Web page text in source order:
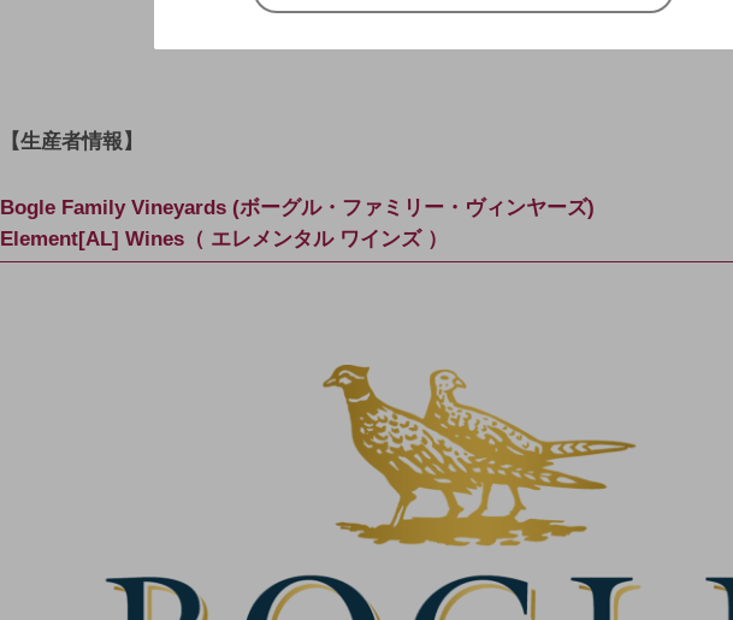
【生産者情報】
Bogle Family Vineyards (ボーグル・ファミリー・ヴィンヤーズ)
Element[AL] Wines（ エレメンタル ワインズ ）